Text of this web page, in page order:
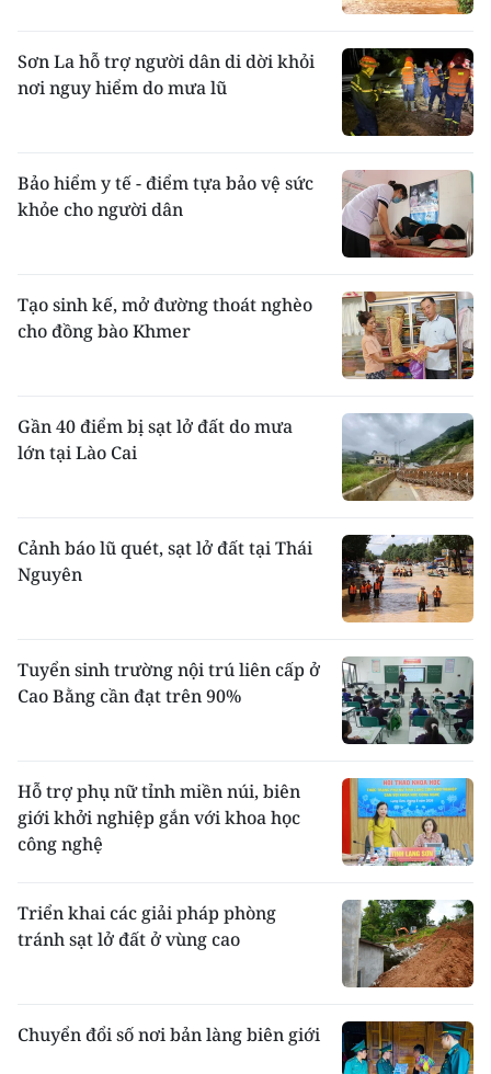
Sơn La hỗ trợ người dân di dời khỏi
nơi nguy hiểm do mưa lũ
Bảo hiểm y tế - điểm tựa bảo vệ sức
khỏe cho người dân
Tạo sinh kế, mở đường thoát nghèo
cho đồng bào Khmer
Gần 40 điểm bị sạt lở đất do mưa
lớn tại Lào Cai
Cảnh báo lũ quét, sạt lở đất tại Thái
Nguyên
Tuyển sinh trường nội trú liên cấp ở
Cao Bằng cần đạt trên 90%
Hỗ trợ phụ nữ tỉnh miền núi, biên
giới khởi nghiệp gắn với khoa học
công nghệ
Triển khai các giải pháp phòng
tránh sạt lở đất ở vùng cao
Chuyển đổi số nơi bản làng biên giới